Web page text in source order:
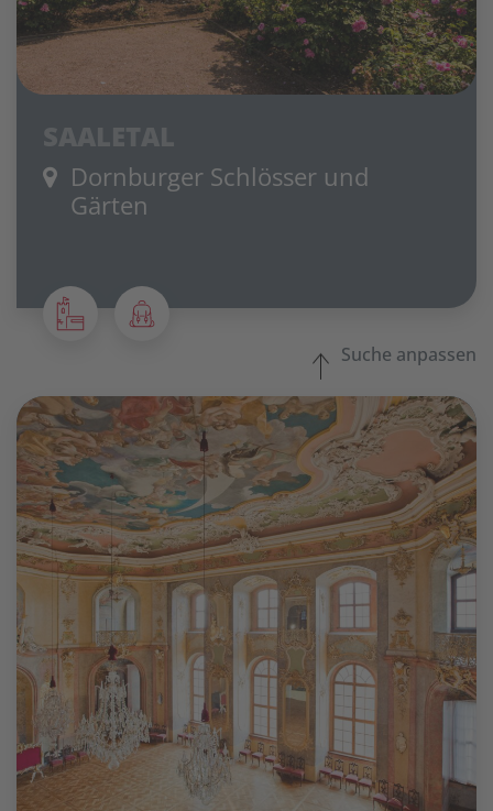
Dornburger Schlösser und
Gärten
Suche anpassen